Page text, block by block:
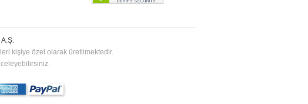
kişiye özel olarak üretilmektedir.